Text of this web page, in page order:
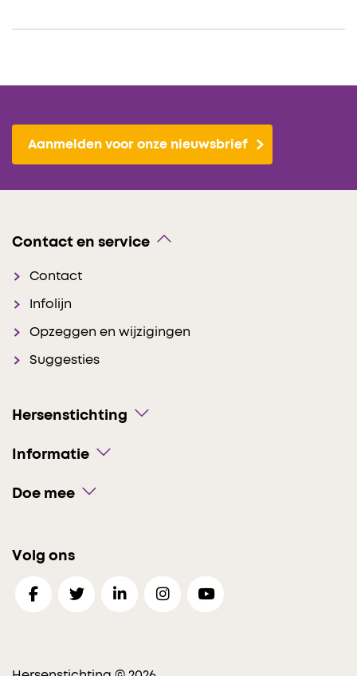
Aanmelden voor onze nieuwsbrief
Contact en service
Contact
Infolijn
Opzeggen en wijzigingen
Suggesties
Hersenstichting
Informatie
Doe mee
Volg ons